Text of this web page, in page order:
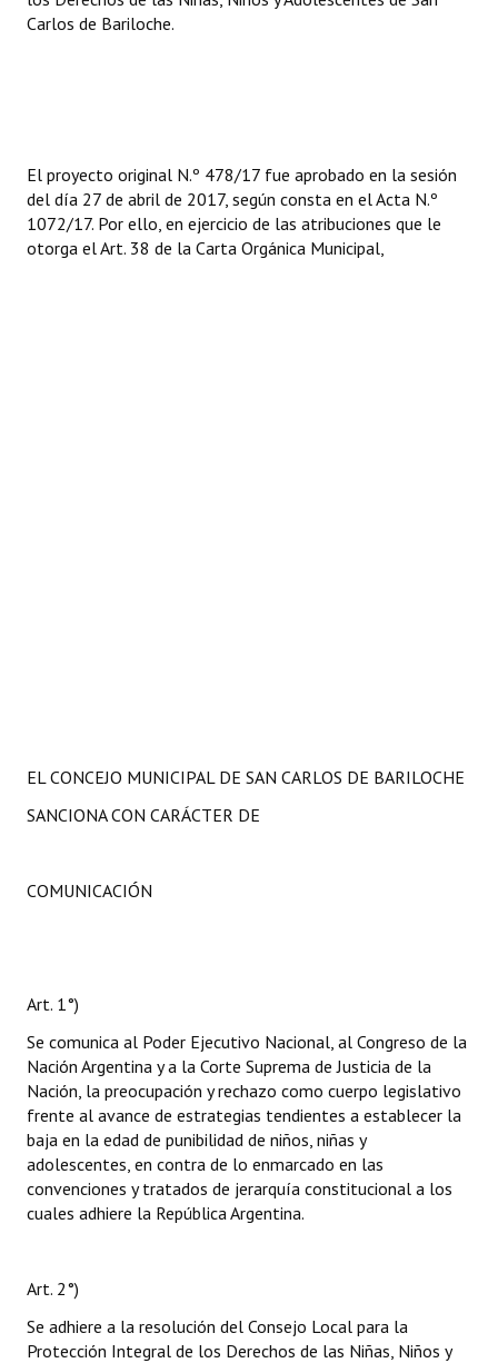
Carlos de Bariloche.
El proyecto original N.º 478/17 fue aprobado en la sesión
del día 27 de abril de 2017, según consta en el Acta N.º
1072/17. Por ello, en ejercicio de las atribuciones que le
otorga el Art. 38 de la Carta Orgánica Municipal,
EL CONCEJO MUNICIPAL DE SAN CARLOS DE BARILOCHE
SANCIONA CON CARÁCTER DE
COMUNICACIÓN
Art. 1°)
Se comunica al Poder Ejecutivo Nacional, al Congreso de la
Nación Argentina y a la Corte Suprema de Justicia de la
Nación, la preocupación y rechazo como cuerpo legislativo
frente al avance de estrategias tendientes a establecer la
baja en la edad de punibilidad de niños, niñas y
adolescentes, en contra de lo enmarcado en las
convenciones y tratados de jerarquía constitucional a los
cuales adhiere la República Argentina.
Art. 2°)
Se adhiere a la resolución del Consejo Local para la
Protección Integral de los Derechos de las Niñas, Niños y